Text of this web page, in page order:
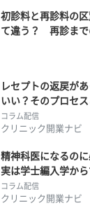
初診料と再診料の
て違う？ 再診まで
レセプトの返戻が
いい？そのプロセス
コラム配信
クリニック開業ナビ
精神科医になるの
実は学士編入学から
コラム配信
クリニック開業ナビ